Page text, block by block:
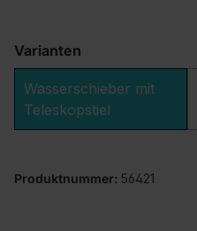
Varianten
Wasserschieber mit
Teleskopstiel
Produktnummer: 56421